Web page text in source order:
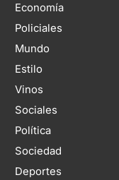
Economía
Policiales
Mundo
Estilo
Vinos
Sociales
Política
Sociedad
Deportes